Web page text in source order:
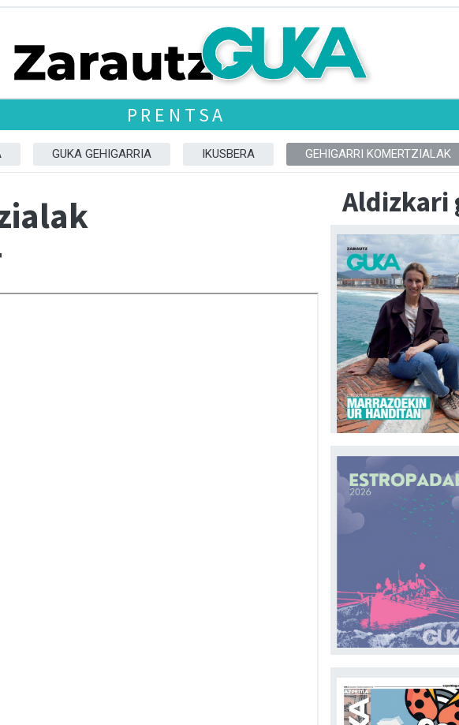
PRENTSA
GUKA GEHIGARRIA IKUSBERA GEHIGARRI KOMERTZIALAK
Aldizkari